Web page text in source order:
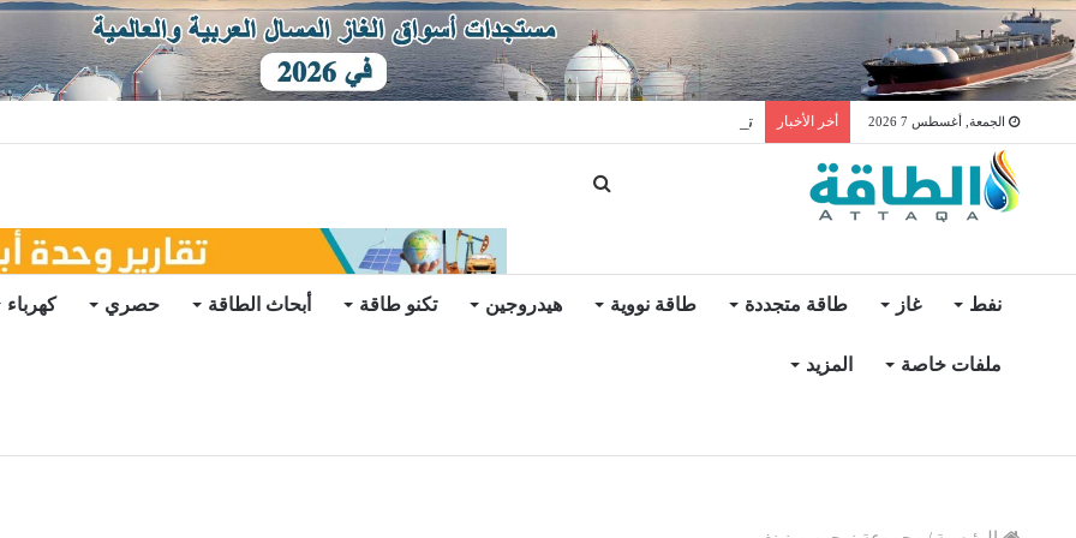
الجمعة, أغسطس 7 2026 أخر الأخبار توليد الكهرباء بالغاز في الإمارات يرتفع للعام الثاني
نفط غاز طاقة متجددة طاقة نووية هيدروجين تكنو طاقة أبحاث الطاقة حصري كهرباء
ملفات خاصة المزيد